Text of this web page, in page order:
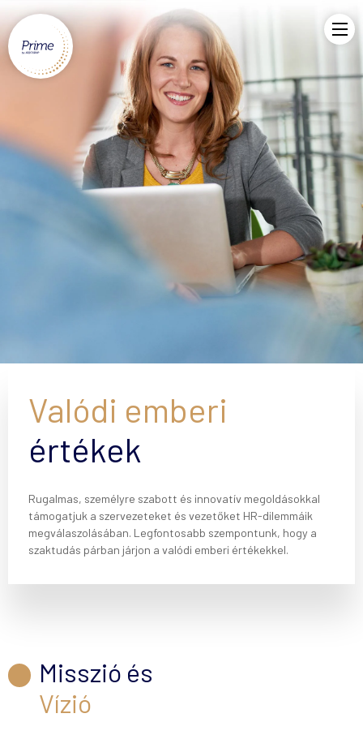
Valódi emberi
értékek
Rugalmas, személyre szabott és innovatív megoldásokkal
támogatjuk a szervezeteket és vezetőket HR-dilemmáik
megválaszolásában. Legfontosabb szempontunk, hogy a
szaktudás párban járjon a valódi emberi értékekkel.
Misszió és
Vízió